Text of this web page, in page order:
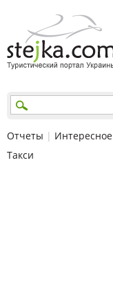
Отчеты | Интересное
Такси